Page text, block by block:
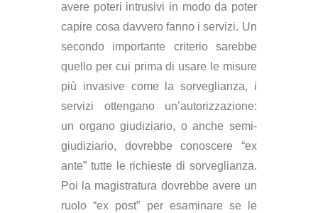
avere poteri intrusivi in modo da poter
capire cosa davvero fanno i servizi. Un
secondo importante criterio sarebbe
quello per cui prima di usare le misure
più invasive come la sorveglianza, i
servizi ottengano un’autorizzazione:
un organo giudiziario, o anche semi-
giudiziario, dovrebbe conoscere “ex
ante” tutte le richieste di sorveglianza.
Poi la magistratura dovrebbe avere un
ruolo “ex post” per esaminare se le